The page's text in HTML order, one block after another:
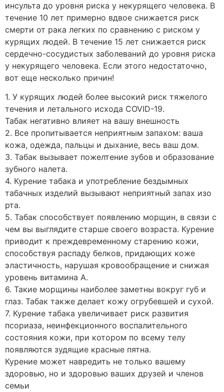
инсульта до уровня риска у некурящего человека. В
течение 10 лет примерно вдвое снижается риск
смерти от рака легких по сравнению с риском у
курящих людей. В течение 15 лет снижается риск
сердечно-сосудистых заболеваний до уровня риска
у некурящего человека. Если этого недостаточно,
вот еще несколько причин!
1. У курящих людей более высокий риск тяжелого
течения и летального исхода COVID-19.
Табак негативно влияет на вашу внешность
2. Все пропитывается неприятным запахом: ваша
кожа, одежда, пальцы и дыхание, весь ваш дом.
3. Табак вызывает пожелтение зубов и образование
зубного налета.
4. Курение табака и употребление бездымных
табачных изделий вызывают неприятный запах изо
рта.
5. Табак способствует появлению морщин, в связи с
чем вы выглядите старше своего возраста. Курение
приводит к преждевременному старению кожи,
способствуя распаду белков, придающих коже
эластичность, нарушая кровообращение и снижая
уровень витамина А.
6. Такие морщины наиболее заметны вокруг губ и
глаз. Табак также делает кожу огрубевшей и сухой.
7. Курение табака увеличивает риск развития
псориаза, неинфекционного воспалительного
состояния кожи, при котором по всему телу
появляются зудящие красные пятна.
Курение может навредить не только вашему
здоровью, но и здоровью ваших друзей и членов
семьи